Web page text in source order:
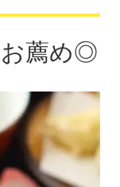
お薦め◎